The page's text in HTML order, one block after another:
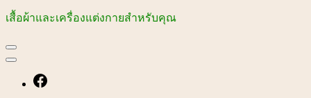
เสื้อผ้าและเครื่องแต่งกายสำหรับคุณ